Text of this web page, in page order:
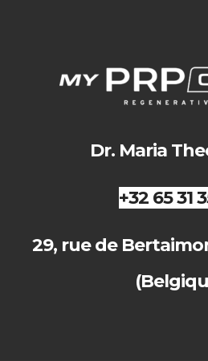
Dr. Maria
+32 65 31
29, rue de